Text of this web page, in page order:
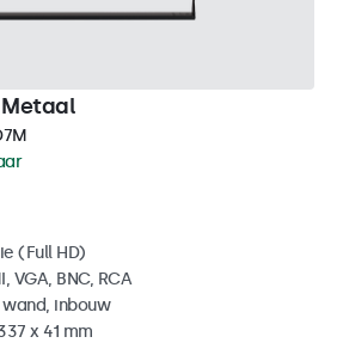
(Full HD)
VGA, BNC, RCA
inbouw
x 41 mm